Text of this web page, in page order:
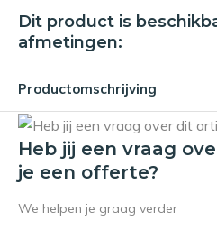
Dit product is
afmetingen:
Productomschrijving
Heb jij een vraag
je een offerte?
We helpen je graag verder